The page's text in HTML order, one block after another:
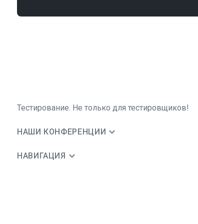
Тестирование. Не только для тестировщиков!
НАШИ КОНФЕРЕНЦИИ
НАВИГАЦИЯ